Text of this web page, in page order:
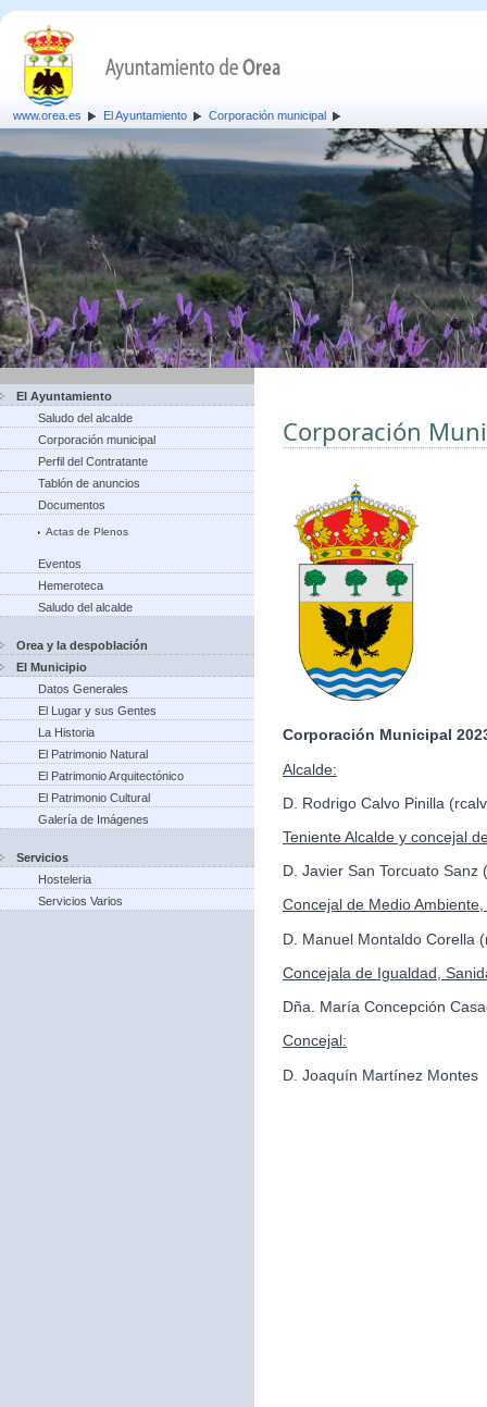
www.orea.es El Ayuntamiento Corporación municipal
El Ayuntamiento
Saludo del alcalde
Corporación municipal
Perfil del Contratante
Tablón de anuncios
Documentos
Actas de Plenos
Eventos
Hemeroteca
Saludo del alcalde
Orea y la despoblación
El Municipio
Datos Generales
El Lugar y sus Gentes
La Historia
El Patrimonio Natural
El Patrimonio Arquitectónico
El Patrimonio Cultural
Galería de Imágenes
Servicios
Hosteleria
Servicios Varios
Corporación
Corporación Municipal
Alcalde:
D. Rodrigo Calvo Pinilla
Teniente Alcalde y concejal
D. Javier San Torcuato
Concejal de Medio
D. Manuel Montaldo Corella
Concejala de Igualdad,
Dña. María Concepción
Concejal:
D. Joaquín Martínez Montes